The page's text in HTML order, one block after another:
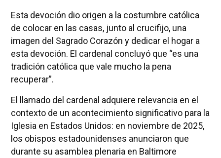
Esta devoción dio origen a la costumbre católica
de colocar en las casas, junto al crucifijo, una
imagen del Sagrado Corazón y dedicar el hogar a
esta devoción. El cardenal concluyó que “es una
tradición católica que vale mucho la pena
recuperar”.
El llamado del cardenal adquiere relevancia en el
contexto de un acontecimiento significativo para la
Iglesia en Estados Unidos: en noviembre de 2025,
los obispos estadounidenses anunciaron que
durante su asamblea plenaria en Baltimore